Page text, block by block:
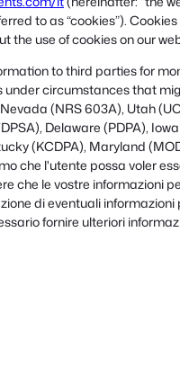
to as “cookies”).
the use of cookies on our
to third parties for
circumstances that
(NRS 603A), Utah
Delaware (PDPA),
(KCDPA), Maryland
che l'utente possa voler
che le vostre informazioni
di eventuali
fornire ulteriori